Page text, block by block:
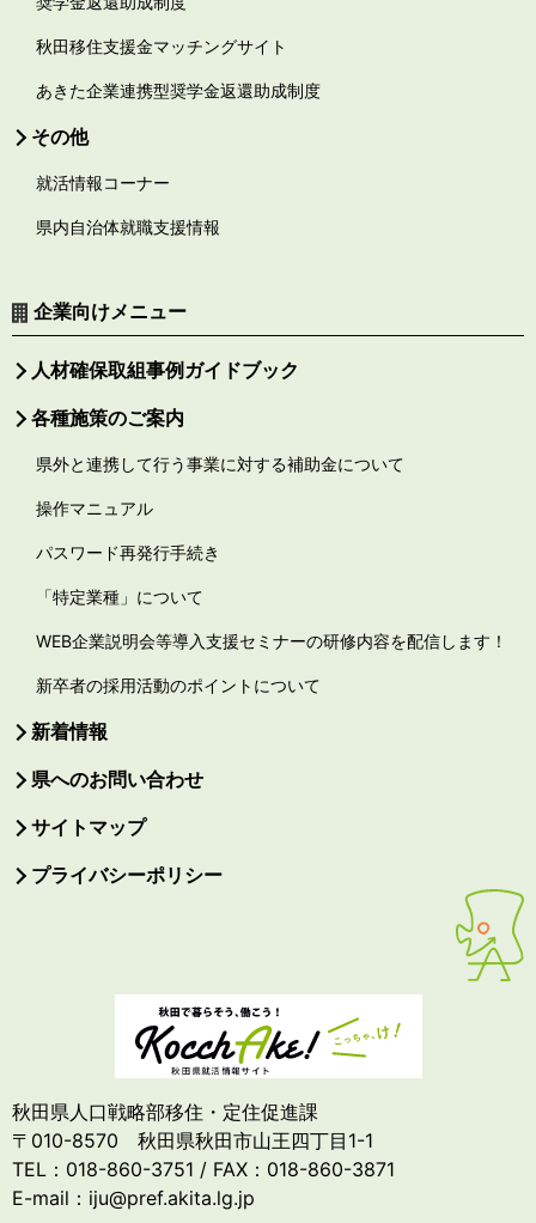
秋田移住支援金マッチングサイト
あきた企業連携型奨学金返還助成制度
その他
就活情報コーナー
県内自治体就職支援情報
企業向けメニュー
人材確保取組事例ガイドブック
各種施策のご案内
県外と連携して行う事業に対する補助金について
操作マニュアル
パスワード再発行手続き
「特定業種」について
WEB企業説明会等導入支援セミナーの研修内容を配信します！
新卒者の採用活動のポイントについて
新着情報
県へのお問い合わせ
サイトマップ
プライバシーポリシー
秋田県人口戦略部移住・定住促進課
〒010-8570 秋田県秋田市山王四丁目1-1
TEL：018-860-3751 / FAX：018-860-3871
E-mail：iju@pref.akita.lg.jp